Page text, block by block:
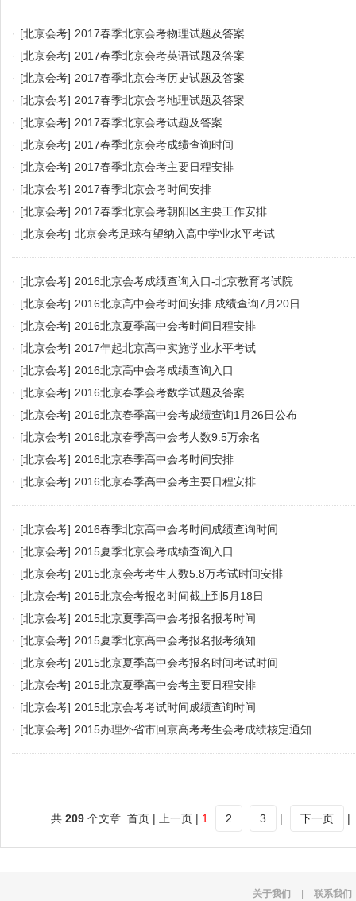
· [北京会考] 2017春季北京会考物理试题及答案
· [北京会考] 2017春季北京会考英语试题及答案
· [北京会考] 2017春季北京会考历史试题及答案
· [北京会考] 2017春季北京会考地理试题及答案
· [北京会考] 2017春季北京会考试题及答案
· [北京会考] 2017春季北京会考成绩查询时间
· [北京会考] 2017春季北京会考主要日程安排
· [北京会考] 2017春季北京会考时间安排
· [北京会考] 2017春季北京会考朝阳区主要工作安排
· [北京会考] 北京会考足球有望纳入高中学业水平考试
· [北京会考] 2016北京会考成绩查询入口-北京教育考试院
· [北京会考] 2016北京高中会考时间安排 成绩查询7月20日
· [北京会考] 2016北京夏季高中会考时间日程安排
· [北京会考] 2017年起北京高中实施学业水平考试
· [北京会考] 2016北京高中会考成绩查询入口
· [北京会考] 2016北京春季会考数学试题及答案
· [北京会考] 2016北京春季高中会考成绩查询1月26日公布
· [北京会考] 2016北京春季高中会考人数9.5万余名
· [北京会考] 2016北京春季高中会考时间安排
· [北京会考] 2016北京春季高中会考主要日程安排
· [北京会考] 2016春季北京高中会考时间成绩查询时间
· [北京会考] 2015夏季北京会考成绩查询入口
· [北京会考] 2015北京会考考生人数5.8万考试时间安排
· [北京会考] 2015北京会考报名时间截止到5月18日
· [北京会考] 2015北京夏季高中会考报名报考时间
· [北京会考] 2015夏季北京高中会考报名报考须知
· [北京会考] 2015北京夏季高中会考报名时间考试时间
· [北京会考] 2015北京夏季高中会考主要日程安排
· [北京会考] 2015北京会考考试时间成绩查询时间
· [北京会考] 2015办理外省市回京高考考生会考成绩核定通知
共 209 个文章 首页 | 上一页 | 1 2 3 | 下一页 |
关于我们 联系我们